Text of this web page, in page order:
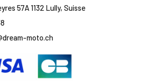
57A 1132 Lully, Suisse
moto.ch